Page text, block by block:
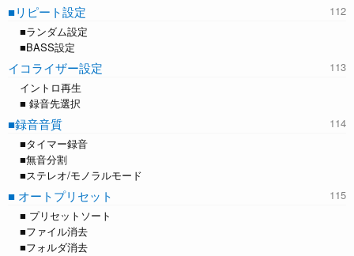
■リピート設定
■ランダム設定
■BASS設定
イコライザー設定
イントロ再生
■ 録音先選択
■録音音質
■タイマー録音
■無音分割
■ステレオ/モノラルモード
■ オートプリセット
■ プリセットソート
■ファイル消去
■フォルダ消去